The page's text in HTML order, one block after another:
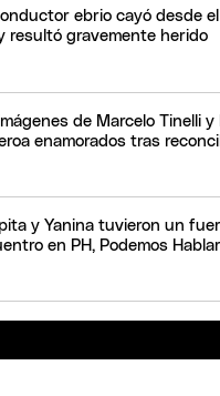
ebrio cayó desde
resultó gravemente herido
de Marcelo Tinelli
enamorados tras
y Yanina tuvieron un
en PH, Podemos